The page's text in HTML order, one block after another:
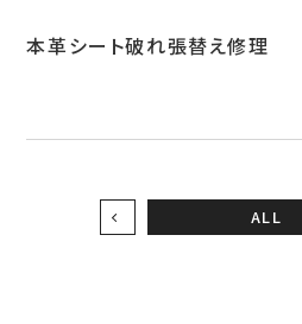
本革シート破れ張替え修理
ALL